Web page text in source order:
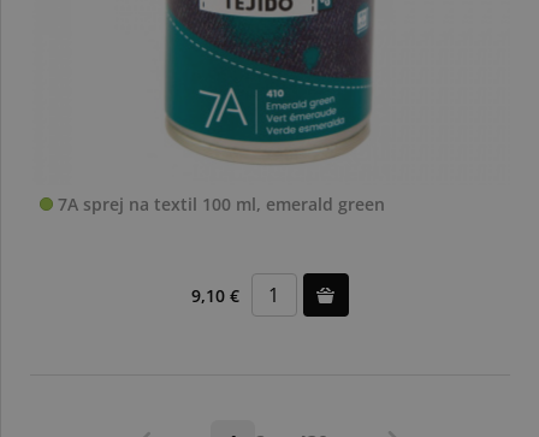
7A sprej na textil 100 ml, emerald green
9,10 €